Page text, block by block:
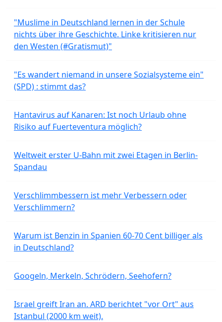
"Muslime in Deutschland lernen in der Schule
nichts über ihre Geschichte. Linke kritisieren nur
den Westen (#Gratismut)"
"Es wandert niemand in unsere Sozialsysteme ein"
(SPD) : stimmt das?
Hantavirus auf Kanaren: Ist noch Urlaub ohne
Risiko auf Fuerteventura möglich?
Weltweit erster U-Bahn mit zwei Etagen in Berlin-
Spandau
Verschlimmbessern ist mehr Verbessern oder
Verschlimmern?
Warum ist Benzin in Spanien 60-70 Cent billiger als
in Deutschland?
Googeln, Merkeln, Schrödern, Seehofern?
Israel greift Iran an. ARD berichtet "vor Ort" aus
Istanbul (2000 km weit).